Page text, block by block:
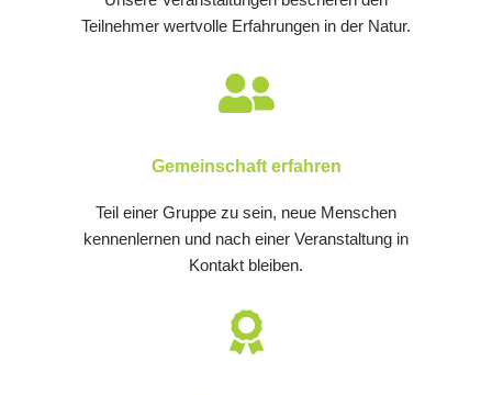
Teilnehmer wertvolle Erfahrungen in der Natur.
Gemeinschaft erfahren
Teil einer Gruppe zu sein, neue Menschen
kennenlernen und nach einer Veranstaltung in
Kontakt bleiben.